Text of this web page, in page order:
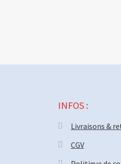
INFOS :
Livraisons &
CGV